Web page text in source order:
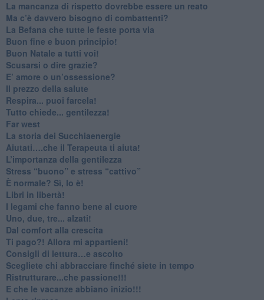
​La mancanza di rispetto dovrebbe essere un reato
​Ma c’è davvero bisogno di combattenti?
​La Befana che tutte le feste porta via
Buon fine e buon principio!
​Buon Natale a tutti voi!
​Scusarsi o dire grazie?
​E’ amore o un’ossessione?
​Il prezzo della salute
​Respira... puoi farcela!
​Tutto chiede... gentilezza!
​Far west
​La storia dei Succhiaenergie
​Aiutati….che il Terapeuta ti aiuta!
​L’importanza della gentilezza
​Stress “buono” e stress “cattivo”
​È normale? Sì, lo è!
​Libri in libertà!
​I legami che fanno bene al cuore
Uno, due, tre... alzati!​
​Dal comfort alla crescita
​Ti pago?! Allora mi appartieni!​
​Consigli di lettura…e ascolto
​Scegliete chi abbracciare finché siete in tempo
​Ristrutturare...che passione!!!
​E che le vacanze abbiano inizio!!!